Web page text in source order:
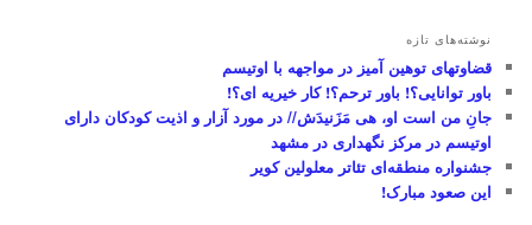
و
نوشته‌های تازه
قضاوتهای توهین آمیز در مواجهه با اوتیسم
باور توانایی؟! باور ترحم؟! کار خیریه ای؟!
جانِ من است او، هی مَزَنیدَش// در مورد آزار و اذیت کودکان دارای
اوتیسم در مرکز نگهداری در مشهد
جشنواره منطقه‌ای تئاتر معلولین کویر
این صعود مبارک!